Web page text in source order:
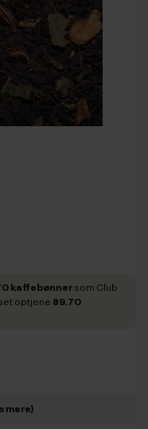
kaffebønnersom Club
optjene 89.70
mere)